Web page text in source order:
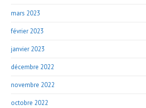
mars 2023
février 2023
janvier 2023
décembre 2022
novembre 2022
octobre 2022